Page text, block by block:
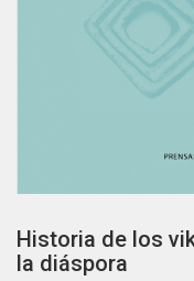
Historia de los
la diáspora